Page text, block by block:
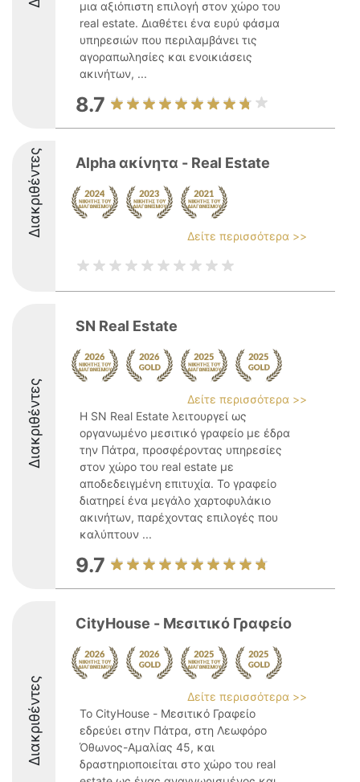
μια αξιόπιστη επιλογή στον χώρο του
real estate. Διαθέτει ένα ευρύ φάσμα
υπηρεσιών που περιλαμβάνει τις
αγοραπωλησίες και ενοικιάσεις
ακινήτων, ...
8.7
Διακριθέντες Alpha ακίνητα - Real Estate
Δείτε περισσότερα >>
Διακριθέντες
SN Real Estate
Δείτε περισσότερα >>
Η SN Real Estate λειτουργεί ως
οργανωμένο μεσιτικό γραφείο με έδρα
την Πάτρα, προσφέροντας υπηρεσίες
στον χώρο του real estate με
αποδεδειγμένη επιτυχία. Το γραφείο
διατηρεί ένα μεγάλο χαρτοφυλάκιο
ακινήτων, παρέχοντας επιλογές που
καλύπτουν ...
9.7
Διακριθέντες
CityHouse - Μεσιτικό Γραφείο
Δείτε περισσότερα >>
Το CityHouse - Μεσιτικό Γραφείο
εδρεύει στην Πάτρα, στη Λεωφόρο
Όθωνος-Αμαλίας 45, και
δραστηριοποιείται στο χώρο του real